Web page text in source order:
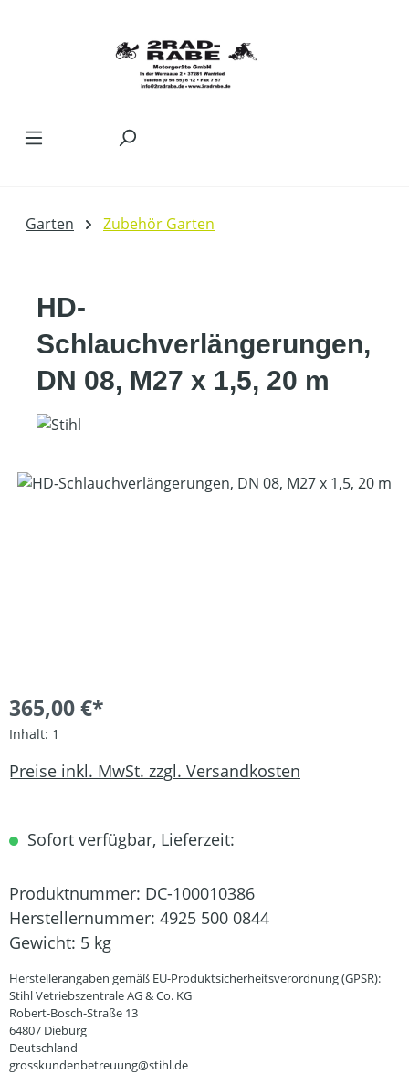
Garten Zubehör Garten
HD-
Schlauchverlängerungen,
DN 08, M27 x 1,5, 20 m
Bildergalerie überspringen
365,00 €*
Inhalt: 1
Preise inkl. MwSt. zzgl. Versandkosten
Sofort verfügbar, Lieferzeit:
Produktnummer: DC-100010386
Herstellernummer: 4925 500 0844
Gewicht: 5 kg
Herstellerangaben gemäß EU-Produktsicherheitsverordnung (GPSR):
Stihl Vetriebszentrale AG & Co. KG
Robert-Bosch-Straße 13
64807 Dieburg
Deutschland
grosskundenbetreuung@stihl.de